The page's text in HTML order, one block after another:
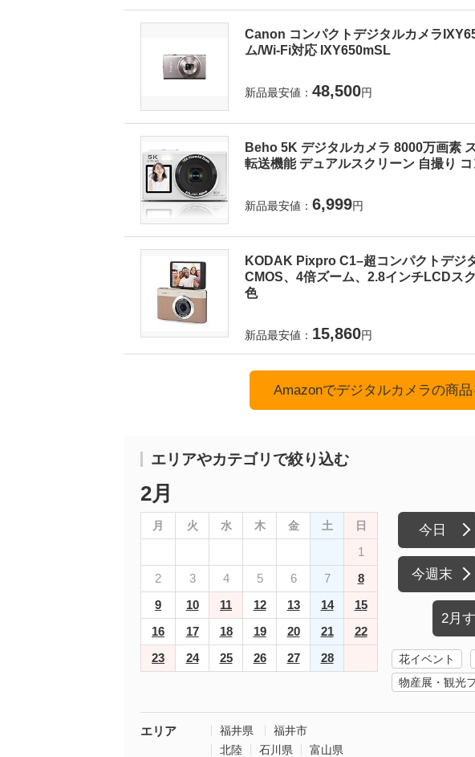
Canon コンパクトデジタルカメラ
ム/Wi-Fi対応 IXY650mSL
新品最安値： 48,500円
Beho 5K デジタルカメラ 8000万画素
転送機能 デュアルスクリーン 自撮り
新品最安値： 6,999円
KODAK Pixpro C1–超コンパクトデジ
CMOS、4倍ズーム、2.8インチLCDス
色
新品最安値： 15,860円
Amazonでデジタルカメラの商品
エリアやカテゴリで絞り込む
2月
月 火 水 木 金 土 日
1
2
3 4 5 6 7
8
9
10 11 12 13 14
15
16
17 18 19 20 21
22
23
24 25 26 27 28
今日
今週末
2月
花イベント
物産展・観光
エリア 福井県
福井市
北陸
石川県
富山県